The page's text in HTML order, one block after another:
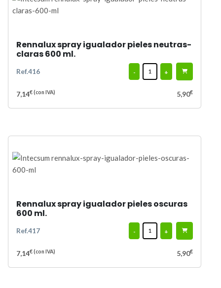
Rennalux spray igualador pieles neutras-
claras 600 ml.
Ref.416 - +
7,14€(con IVA) 5,90€
Rennalux spray igualador pieles oscuras
600 ml.
Ref.417 - +
7,14€(con IVA) 5,90€